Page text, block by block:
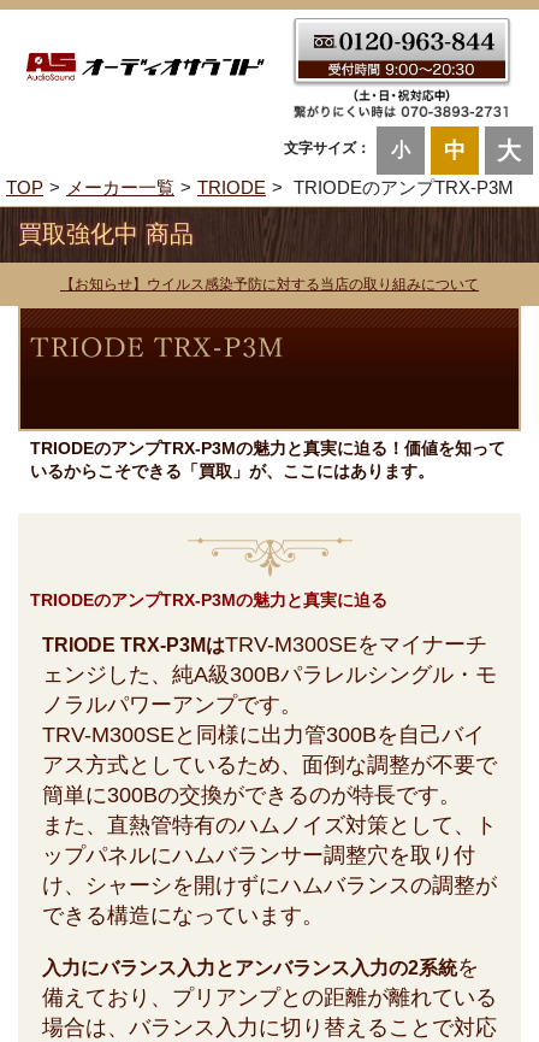
文字サイズ： 小 中 大
TOP メーカー一覧 TRIODE TRIODEのアンプTRX-P3M
買取強化中 商品
【お知らせ】ウイルス感染予防に対する当店の取り組みについて
TRIODEのアンプTRX-P3Mの魅力と真実に迫る！価値を知って
いるからこそできる「買取」が、ここにはあります。
TRIODEのアンプTRX-P3Mの魅力と真実に迫る
TRIODE TRX-P3MはTRV-M300SEをマイナーチ
ェンジした、純A級300Bパラレルシングル・モ
ノラルパワーアンプです。
TRV-M300SEと同様に出力管300Bを自己バイ
アス方式としているため、面倒な調整が不要で
簡単に300Bの交換ができるのが特長です。
また、直熱管特有のハムノイズ対策として、ト
ップパネルにハムバランサー調整穴を取り付
け、シャーシを開けずにハムバランスの調整が
できる構造になっています。
入力にバランス入力とアンバランス入力の2系統を
備えており、プリアンプとの距離が離れている
場合は、バランス入力に切り替えることで対応